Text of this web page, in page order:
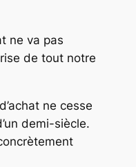
ne va pas
de tout notre
ne cesse
demi-siècle.